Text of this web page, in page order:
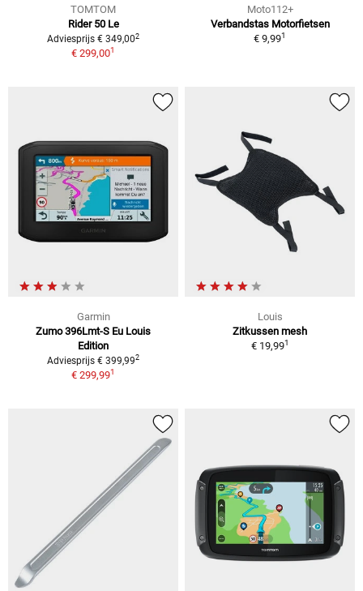
TOMTOM
Rider 50 Le
Adviesprijs € 349,002
€ 299,001
Moto112+
Verbandstas Motorfietsen
€ 9,991
Garmin
Zumo 396Lmt-S Eu Louis
Edition
Adviesprijs € 399,992
€ 299,991
Louis
Zitkussen mesh
€ 19,991